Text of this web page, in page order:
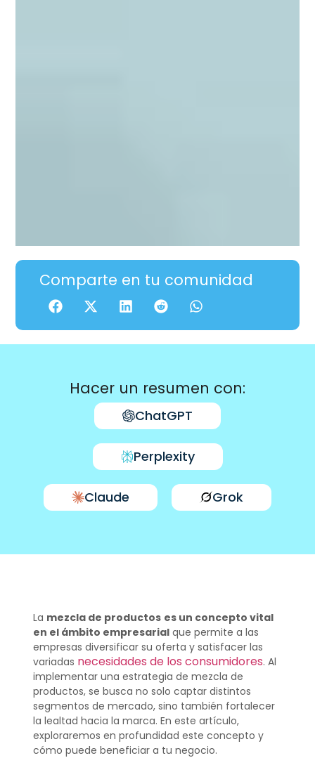
Comparte en tu comunidad
Hacer un resumen con:
ChatGPT
Perplexity
Claude Grok
La mezcla de productos es un concepto vital
en el ámbito empresarialque permite a las
empresas diversificar su oferta y satisfacer las
variadas necesidades de los consumidores. Al
implementar una estrategia de mezcla de
productos, se busca no solo captar distintos
segmentos de mercado, sino también fortalecer
la lealtad hacia la marca. En este artículo,
exploraremos en profundidad este concepto y
cómo puede beneficiar a tu negocio.